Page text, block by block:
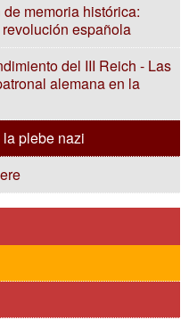
memoria histórica:
española
del III Reich - Las
alemana en la
plebe nazi